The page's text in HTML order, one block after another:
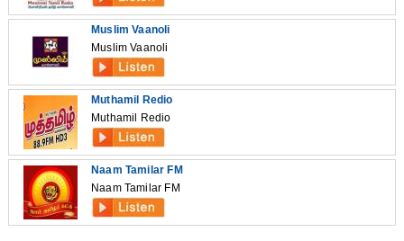
Muslim Vaanoli
Muslim Vaanoli
Muthamil Redio
Muthamil Redio
Naam Tamilar FM
Naam Tamilar FM